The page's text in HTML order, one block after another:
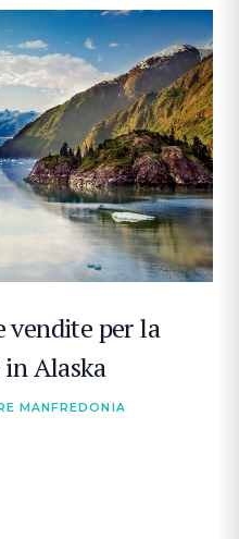
vendite per la
Alaska
MANFREDONIA